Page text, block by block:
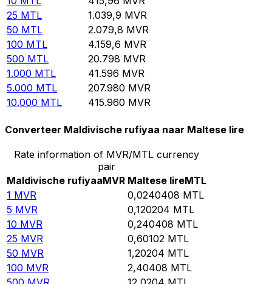
25 MTL 1.039,9 MVR
50 MTL 2.079,8 MVR
100 MTL 4.159,6 MVR
500 MTL 20.798 MVR
1.000 MTL 41.596 MVR
5.000 MTL 207.980 MVR
10.000 MTL 415.960 MVR
Converteer Maldivische rufiyaa naar Maltese lire
Rate information of MVR/MTL currency
pair
Maldivische rufiyaaMVR Maltese lireMTL
1 MVR 0,0240408 MTL
5 MVR 0,120204 MTL
10 MVR 0,240408 MTL
25 MVR 0,60102 MTL
50 MVR 1,20204 MTL
100 MVR 2,40408 MTL